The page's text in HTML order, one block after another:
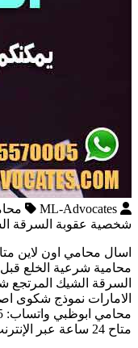
ML-Advocates
شخصية عقوبة السرقة
محامية شرعية الخلع
السرقة الشيك
الامارات نموذج شكوى
متاح 24 ساعة عبر الإنترنت والهاتف واتساب محامية […]